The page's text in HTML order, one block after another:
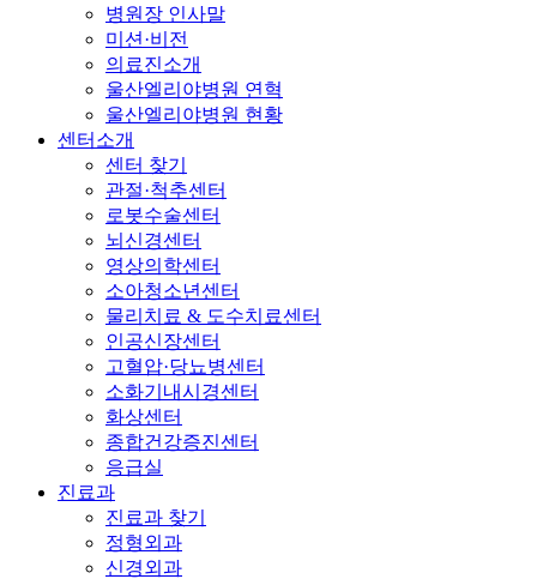
병원장 인사말
미션·비전
의료진소개
울산엘리야병원 연혁
울산엘리야병원 현황
센터소개
센터 찾기
관절·척추센터
로봇수술센터
뇌신경센터
영상의학센터
소아청소년센터
물리치료 & 도수치료센터
인공신장센터
고혈압·당뇨병센터
소화기내시경센터
화상센터
종합건강증진센터
응급실
진료과
진료과 찾기
정형외과
신경외과